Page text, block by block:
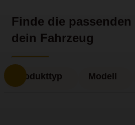
Finde die
dein Fahrzeug
Produkttyp Modell